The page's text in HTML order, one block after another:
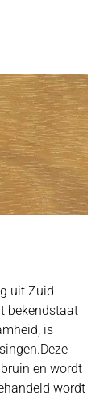
uit Zuid-
bekendstaat
is
en wordt
wordt